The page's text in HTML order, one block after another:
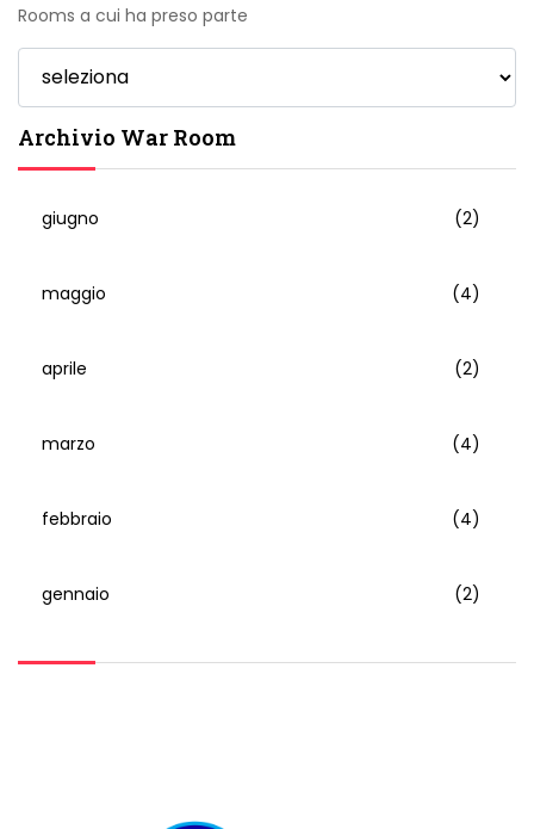
Rooms a cui ha preso parte
Archivio War Room
giugno (2)
maggio (4)
aprile (2)
marzo (4)
febbraio (4)
gennaio (2)